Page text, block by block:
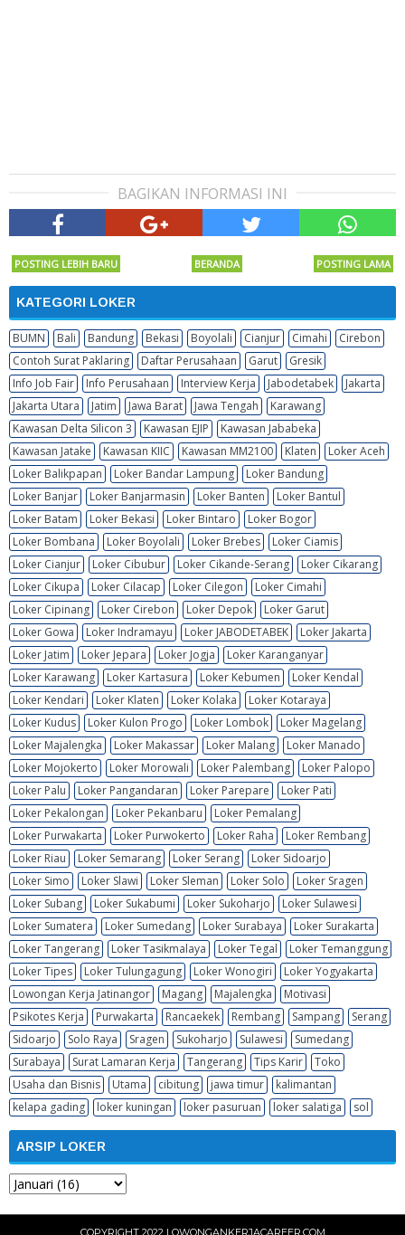
BAGIKAN INFORMASI INI
POSTING LEBIH BARU POSTING LAMA
BERANDA
KATEGORI LOKER
BUMN Bali Bandung Bekasi Boyolali Cianjur Cimahi
Cirebon
Contoh Surat Paklaring
Daftar Perusahaan Garut
Gresik
Info Job Fair
Info Perusahaan Interview Kerja Jabodetabek
Jakarta
Jakarta Utara
Jatim Jawa Barat Jawa Tengah
Karawang
Kawasan Delta Silicon 3
Kawasan EJIP
Kawasan Jababeka
Kawasan Jatake
Kawasan KIIC Kawasan MM2100 Klaten
Loker Aceh
Loker Balikpapan
Loker Bandar Lampung
Loker Bandung
Loker Banjar
Loker Banjarmasin Loker Banten
Loker Bantul
Loker Batam
Loker Bekasi Loker Bintaro
Loker Bogor
Loker Bombana
Loker Boyolali Loker Brebes
Loker Ciamis
Loker Cianjur
Loker Cibubur Loker Cikande-Serang
Loker Cikarang
Loker Cikupa
Loker Cilacap Loker Cilegon
Loker Cimahi
Loker Cipinang
Loker Cirebon Loker Depok
Loker Garut
Loker Gowa
Loker Indramayu Loker JABODETABEK
Loker Jakarta
Loker Jatim
Loker Jepara Loker Jogja
Loker Karanganyar
Loker Karawang
Loker Kartasura Loker Kebumen
Loker Kendal
Loker Kendari
Loker Klaten Loker Kolaka
Loker Kotaraya
Loker Kudus
Loker Kulon Progo Loker Lombok
Loker Magelang
Loker Majalengka
Loker Makassar Loker Malang
Loker Manado
Loker Mojokerto
Loker Morowali Loker Palembang
Loker Palopo
Loker Palu
Loker Pangandaran Loker Parepare
Loker Pati
Loker Pekalongan
Loker Pekanbaru
Loker Pemalang
Loker Purwakarta
Loker Purwokerto Loker Raha
Loker Rembang
Loker Riau
Loker Semarang Loker Serang
Loker Sidoarjo
Loker Simo
Loker Slawi Loker Sleman Loker Solo
Loker Sragen
Loker Subang
Loker Sukabumi Loker Sukoharjo
Loker Sulawesi
Loker Sumatera
Loker Sumedang Loker Surabaya
Loker Surakarta
Loker Tangerang
Loker Tasikmalaya Loker Tegal
Loker Temanggung
Loker Tipes
Loker Tulungagung Loker Wonogiri
Loker Yogyakarta
Lowongan Kerja Jatinangor
Magang Majalengka
Motivasi
Psikotes Kerja
Purwakarta Rancaekek Rembang Sampang
Serang
Sidoarjo
Solo Raya Sragen Sukoharjo Sulawesi
Sumedang
Surabaya
Surat Lamaran Kerja Tangerang Tips Karir
Toko
Usaha dan Bisnis
Utama cibitung jawa timur
kalimantan
kelapa gading
loker kuningan loker pasuruan loker salatiga sol
ARSIP LOKER
COPYRIGHT 2022 LOWONGANKERJACAREER.COM